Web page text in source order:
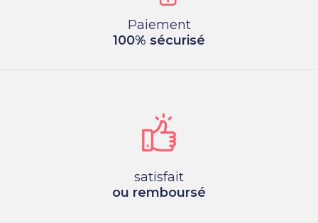
Paiement
100% sécurisé
satisfait
ou remboursé